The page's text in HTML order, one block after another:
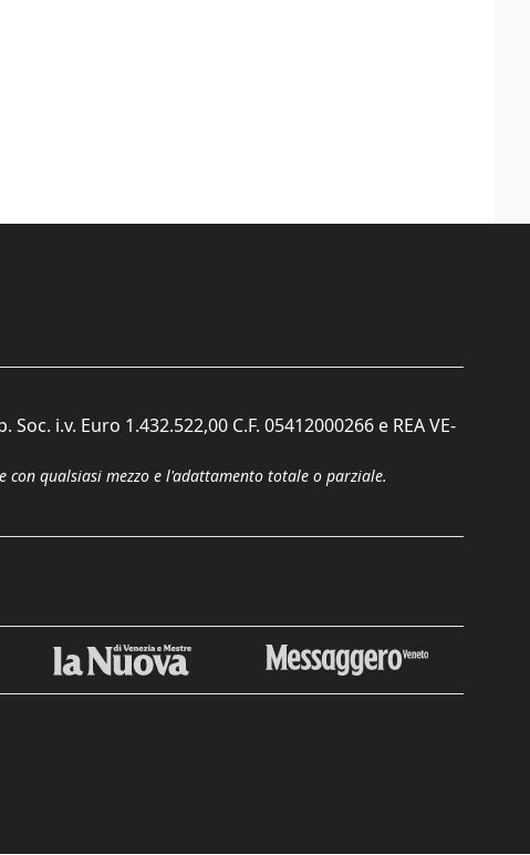
i.v. Euro 1.432.522,00 C.F. 05412000266 e REA VE-
qualsiasi mezzo e l'adattamento totale o parziale.